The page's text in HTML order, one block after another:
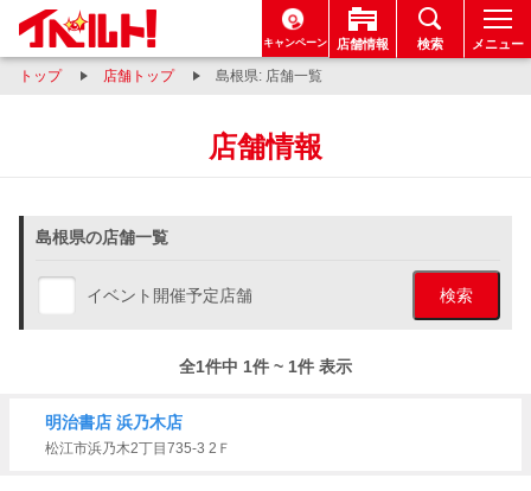
キャンペーン 店舗情報 検索 メニュー
トップ 店舗トップ 島根県: 店舗一覧
店舗情報
島根県の店舗一覧
イベント開催予定店舗 検索
全1件中 1件 ~ 1件 表示
明治書店 浜乃木店
松江市浜乃木2丁目735-3 2Ｆ